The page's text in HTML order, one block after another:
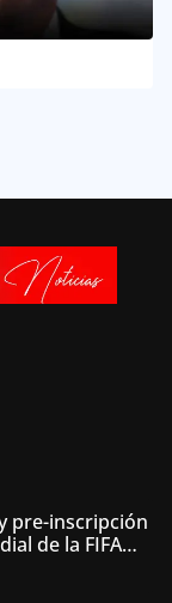
pre-inscripción
de la FIFA